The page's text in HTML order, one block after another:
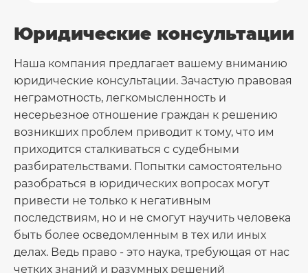
Юридические консультации
Наша компания предлагает вашему вниманию
юридические консультации. Зачастую правовая
неграмотность, легкомысленность и
несерьезное отношение граждан к решению
возникших проблем приводит к тому, что им
приходится сталкиваться с судебными
разбирательствами. Попытки самостоятельно
разобраться в юридических вопросах могут
привести не только к негативным
последствиям, но и не смогут научить человека
быть более осведомленным в тех или иных
делах. Ведь право - это наука, требующая от нас
четких знаний и разумных решений